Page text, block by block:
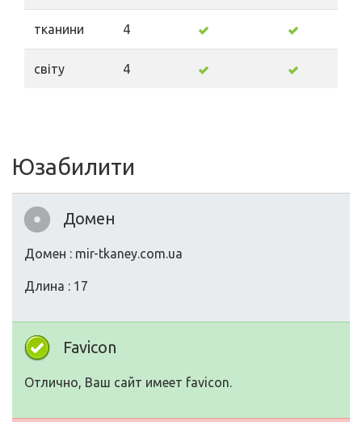
тканини 4
світу 4
Юзабилити
Домен
Домен : mir-tkaney.com.ua
Длина : 17
Favicon
Отлично, Ваш сайт имеет favicon.